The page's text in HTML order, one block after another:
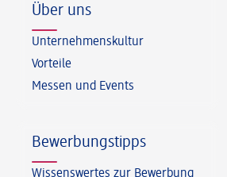
Über uns
Unternehmenskultur
Vorteile
Messen und Events
Bewerbungstipps
Wissenswertes zur Bewerbung